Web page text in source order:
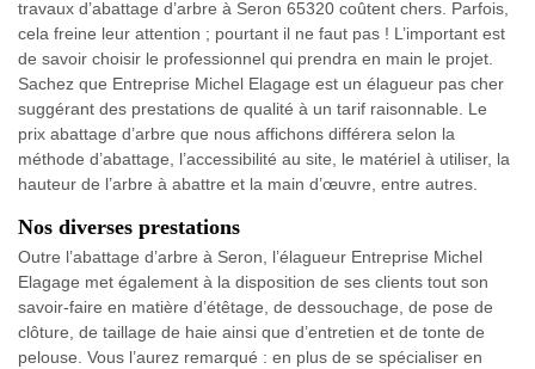
travaux d’abattage d’arbre à Seron 65320 coûtent chers. Parfois,
cela freine leur attention ; pourtant il ne faut pas ! L’important est
de savoir choisir le professionnel qui prendra en main le projet.
Sachez que Entreprise Michel Elagage est un élagueur pas cher
suggérant des prestations de qualité à un tarif raisonnable. Le
prix abattage d’arbre que nous affichons différera selon la
méthode d’abattage, l’accessibilité au site, le matériel à utiliser, la
hauteur de l’arbre à abattre et la main d’œuvre, entre autres.
Nos diverses prestations
Outre l’abattage d’arbre à Seron, l’élagueur Entreprise Michel
Elagage met également à la disposition de ses clients tout son
savoir-faire en matière d’étêtage, de dessouchage, de pose de
clôture, de taillage de haie ainsi que d’entretien et de tonte de
pelouse. Vous l’aurez remarqué : en plus de se spécialiser en